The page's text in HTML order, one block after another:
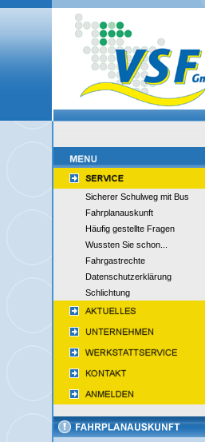
Sicherer Schulweg mit Bus
Fahrplanauskunft
Häufig gestellte Fragen
Wussten Sie schon...
Fahrgastrechte
Datenschutzerklärung
Schlichtung